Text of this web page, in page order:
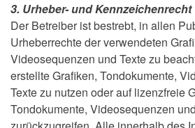
3. Urheber- und Kennzeichenrecht
Der Betreiber ist bestrebt, in allen
Urheberrechte der verwendeten
Videosequenzen und Texte zu
erstellte Grafiken, Tondokumente,
Texte zu nutzen oder auf lizenzfreie
Tondokumente, Videosequenzen